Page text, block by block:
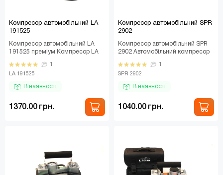
Компресор автомобільний LA
191525
Компресор автомобільний LA
191525 преміум Компресор LA
професійне рішення для ав..
1
LA 191525
В наявності
1370.00 грн.
Компресор автомобільний SPR
2902
Компресор автомобільний SPR
2902 Автомобільний компресор
надійний пристрі..
1
SPR 2902
В наявності
1040.00 грн.